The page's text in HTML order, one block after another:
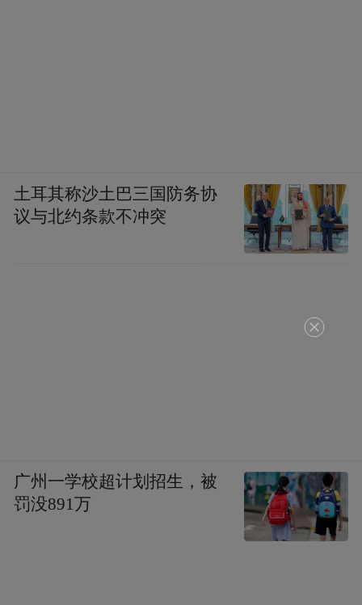
土耳其称沙土巴三国防务协
议与北约条款不冲突
广州一学校超计划招生，被
罚没891万